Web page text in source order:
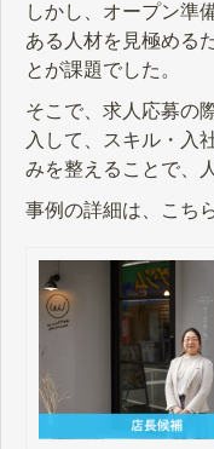
しかし、オープン準
ある人材を見極める
とが課題でした。
そこで、求人応募の
入して、スキル・入
みを整えることで、
事例の詳細は、こち